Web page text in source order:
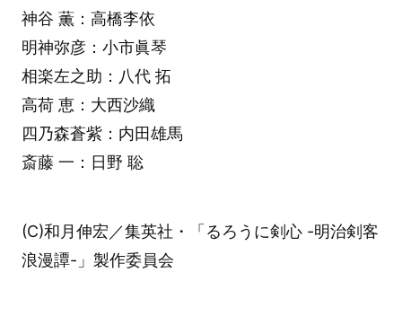
神谷 薫：高橋李依
明神弥彦：小市眞琴
相楽左之助：八代 拓
高荷 恵：大西沙織
四乃森蒼紫：内田雄馬
斎藤 一：日野 聡
(C)和月伸宏／集英社・「るろうに剣心 -明治剣客
浪漫譚-」製作委員会